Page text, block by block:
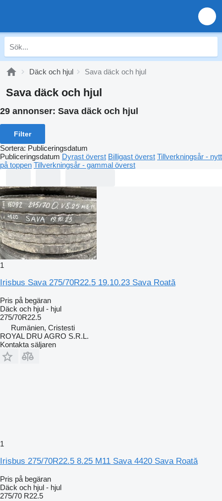
Däck och hjul Sava däck och hjul
Sava däck och hjul
29 annonser: Sava däck och hjul
Filter
Sortera: Publiceringsdatum
Publiceringsdatum Dyrast överst Billigast överst Tillverkningsår - nytt
på toppen Tillverkningsår - gammal överst
1
Irisbus Sava 275/70R22.5 19.10.23 Sava Roată
Pris på begäran
Däck och hjul - hjul
275/70R22.5
Rumänien, Cristesti
ROYAL DRU AGRO S.R.L.
Kontakta säljaren
1
Irisbus 275/70R22.5 8.25 M11 Sava 4420 Sava Roată
Pris på begäran
Däck och hjul - hjul
275/70 R22.5